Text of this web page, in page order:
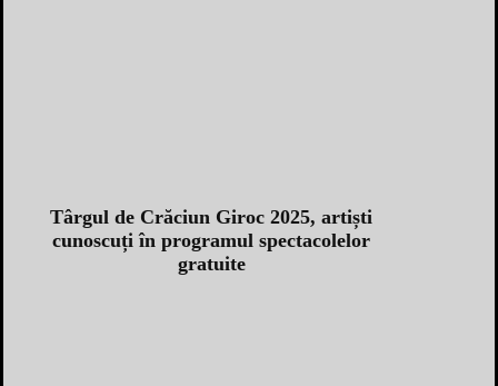
Târgul de Crăciun Giroc 2025, artiști
cunoscuți în programul spectacolelor
gratuite